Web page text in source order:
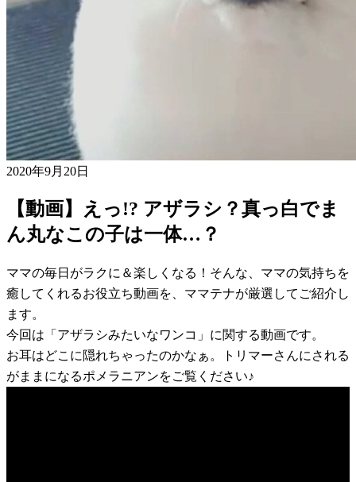
2020年9月20日
【動画】えっ!? アザラシ？真っ白でま
ん丸なこの子は一体…？
ママの毎日がラクに＆楽しくなる！そんな、ママの気持ちを
癒してくれるお役立ち動画を、ママテナが厳選してご紹介し
ます。
今回は「アザラシみたいなワンコ」に関する動画です。
お耳はどこに隠れちゃったのかなぁ。トリマーさんにされる
がままになるポメラニアンをご覧ください♪